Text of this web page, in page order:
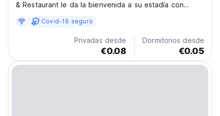
& Restaurant le da la bienvenida a su estadía con
Covid-19 seguro
Privadas desde
€0.08
Dormitorios desde
€0.05